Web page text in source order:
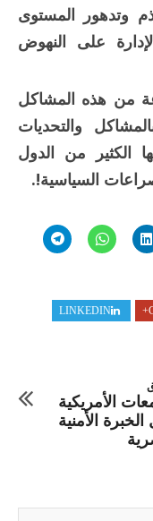
وتدهور المستوى
على النهوض
من هذه المشاكل
والتحديات
الكثير من الدول
السياسية!.
LINKEDIN
الأمريكية
الأمنية